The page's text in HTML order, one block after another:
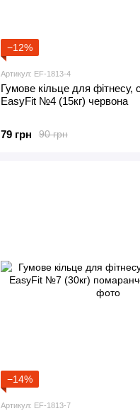
−12%
Артикул: EF-1813-4
Гумове кільце для фітнесу,
EasyFit №4 (15кг) червона
90 грн
79 грн
−14%
Артикул: EF-1813-7